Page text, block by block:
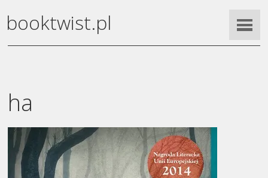
booktwist.pl
ha